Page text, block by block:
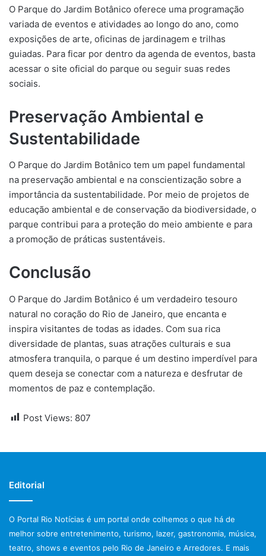
O Parque do Jardim Botânico oferece uma programação
variada de eventos e atividades ao longo do ano, como
exposições de arte, oficinas de jardinagem e trilhas
guiadas. Para ficar por dentro da agenda de eventos, basta
acessar o site oficial do parque ou seguir suas redes
sociais.
Preservação Ambiental e
Sustentabilidade
O Parque do Jardim Botânico tem um papel fundamental
na preservação ambiental e na conscientização sobre a
importância da sustentabilidade. Por meio de projetos de
educação ambiental e de conservação da biodiversidade, o
parque contribui para a proteção do meio ambiente e para
a promoção de práticas sustentáveis.
Conclusão
O Parque do Jardim Botânico é um verdadeiro tesouro
natural no coração do Rio de Janeiro, que encanta e
inspira visitantes de todas as idades. Com sua rica
diversidade de plantas, suas atrações culturais e sua
atmosfera tranquila, o parque é um destino imperdível para
quem deseja se conectar com a natureza e desfrutar de
momentos de paz e contemplação.
Post Views: 807
Editorial
O Portal Rio Notícias é um portal onde colhemos o que há de
melhor sobre entretenimento, turismo, lazer, gastronomia, música,
teatro, shows e eventos pelo Rio de Janeiro e Arredores. E mais